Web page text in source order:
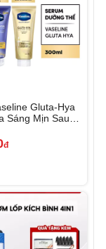
Gluta-Hya
Sáng Mịn Sau 7
đ